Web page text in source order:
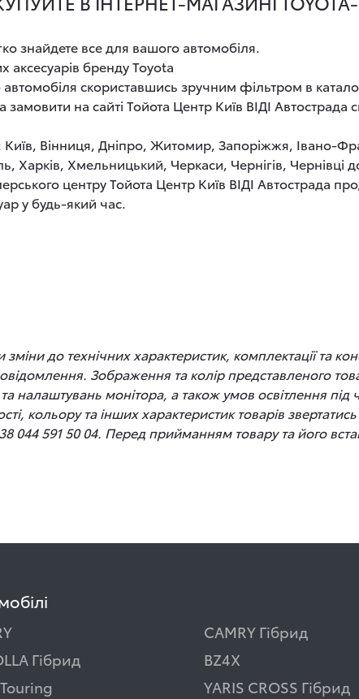
знайдете все для вашого автомобіля.
аксесуарів бренду Toyota
автомобіля скориставшись зручним фільтром в
на сайті Тойота Центр Київ ВІДІ
Київ, Вінниця, Дніпро, Житомир, Запоріжжя, Івано-
Харків, Хмельницький, Черкаси, Чернігів, Чернівці
центру Тойота Центр Київ ВІДІ Автострада
у будь-який час.
до технічних характеристик, комплектації та
Зображення та колір представленого
та налаштувань монітора, а також умов освітлення
кольору та інших характеристик товарів
044 591 50 04. Перед прийманням товару та його
CAMRY Гібрид
Гібрид
BZ4X
YARIS CROSS Гібрид